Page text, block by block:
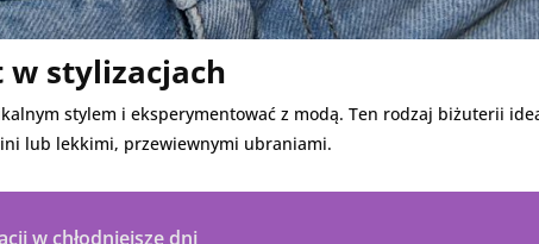
w stylizacjach
stylem i eksperymentować z modą. Ten rodzaj biżuterii
lub lekkimi, przewiewnymi ubraniami.
w chłodniejsze dni